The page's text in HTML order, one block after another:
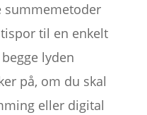
summemetoder
til en enkelt
lyden
på, om du skal
eller digital